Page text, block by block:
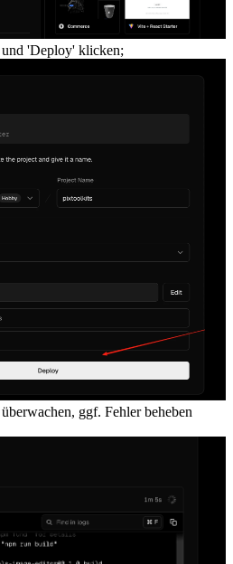
und 'Deploy' klicken;
ggf. Fehler beheben